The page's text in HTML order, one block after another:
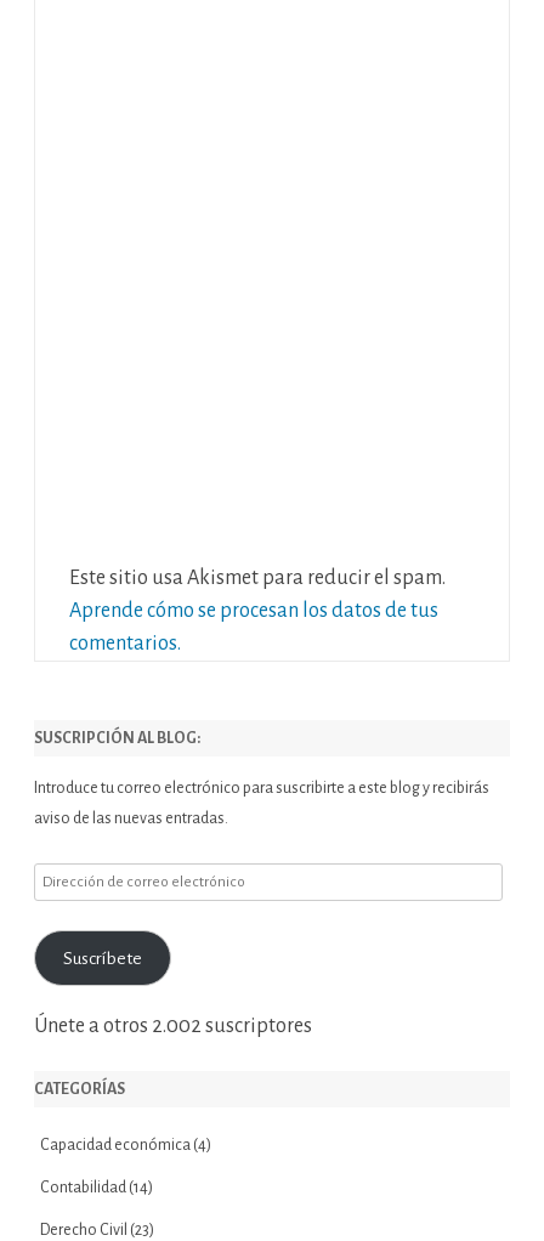
Este sitio usa Akismet para reducir el spam.
Aprende cómo se procesan los datos de tus
comentarios.
SUSCRIPCIÓN AL BLOG:
Introduce tu correo electrónico para suscribirte a este blog y recibirás
aviso de las nuevas entradas.
Dirección
correo
electrónico
Suscríbete
Únete a otros 2.002 suscriptores
CATEGORÍAS
Capacidad económica (4)
Contabilidad (14)
Derecho Civil (23)